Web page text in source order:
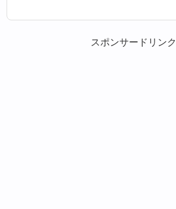
スポンサードリンク